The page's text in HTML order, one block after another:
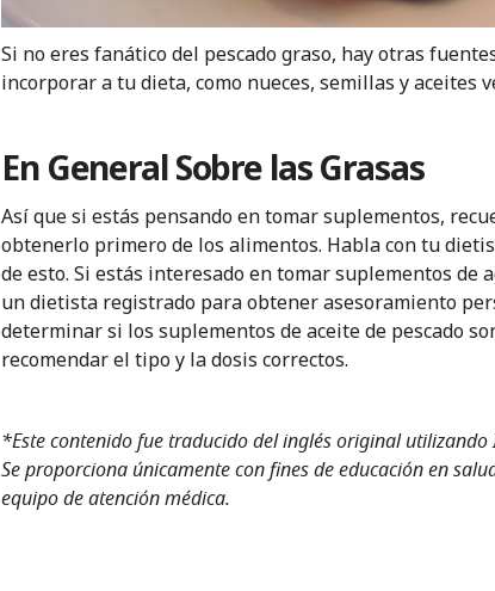
Si no eres fanático del pescado graso, hay otras
incorporar a tu dieta, como nueces, semillas y aceites
En General Sobre las Grasas
Así que si estás pensando en tomar suplementos,
obtenerlo primero de los alimentos. Habla con tu
de esto. Si estás interesado en tomar suplementos de
un dietista registrado para obtener asesoramiento
determinar si los suplementos de aceite de pescado
recomendar el tipo y la dosis correctos.
*Este contenido fue traducido del inglés original utilizando
Se proporciona únicamente con fines de educación en
equipo de atención médica.